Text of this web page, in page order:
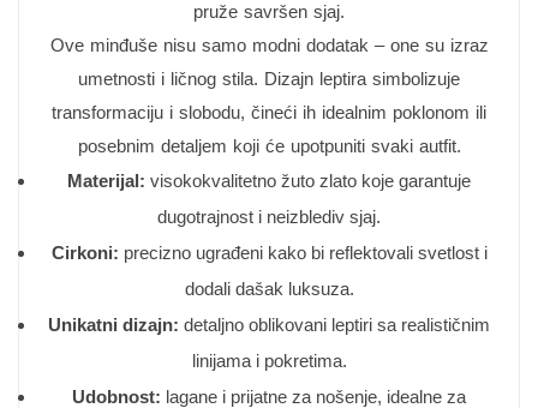
pruže savršen sjaj.
Ove minđuše nisu samo modni dodatak – one su izraz
umetnosti i ličnog stila. Dizajn leptira simbolizuje
transformaciju i slobodu, čineći ih idealnim poklonom ili
posebnim detaljem koji će upotpuniti svaki autfit.
Materijal: visokokvalitetno žuto zlato koje garantuje
dugotrajnost i neizblediv sjaj.
Cirkoni: precizno ugrađeni kako bi reflektovali svetlost i
dodali dašak luksuza.
Unikatni dizajn: detaljno oblikovani leptiri sa realističnim
linijama i pokretima.
Udobnost: lagane i prijatne za nošenje, idealne za